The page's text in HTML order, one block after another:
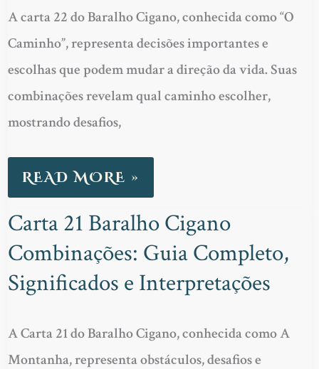
A carta 22 do Baralho Cigano, conhecida como “O
Caminho”, representa decisões importantes e
escolhas que podem mudar a direção da vida. Suas
combinações revelam qual caminho escolher,
mostrando desafios,
COMBINAÇÕES:
GUIA
COMPLETO
DE
INTERPRETAÇÃO
READ MORE »
Carta 21 Baralho Cigano
Combinações: Guia Completo,
Significados e Interpretações
A Carta 21 do Baralho Cigano, conhecida como A
Montanha, representa obstáculos, desafios e
CARTA
21
BARALHO
CIGANO
COMBINAÇÕES:
GUIA